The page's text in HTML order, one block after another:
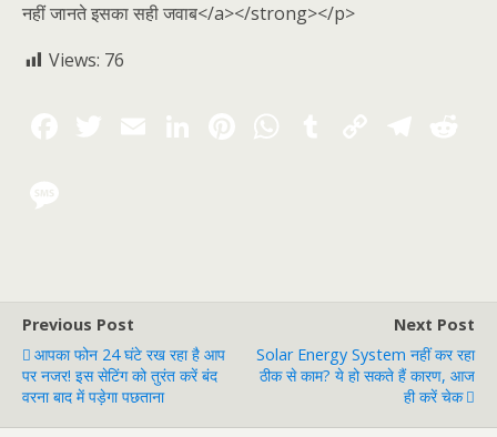
नहीं जानते इसका सही जवाब</a></strong></p>
Views: 76
Previous Post
आपका फोन 24 घंटे रख रहा है आप
पर नजर! इस सेटिंग को तुरंत करें बंद
वरना बाद में पड़ेगा पछताना
Next Post
Solar Energy System नहीं कर रहा
ठीक से काम? ये हो सकते हैं कारण, आज
ही करें चेक